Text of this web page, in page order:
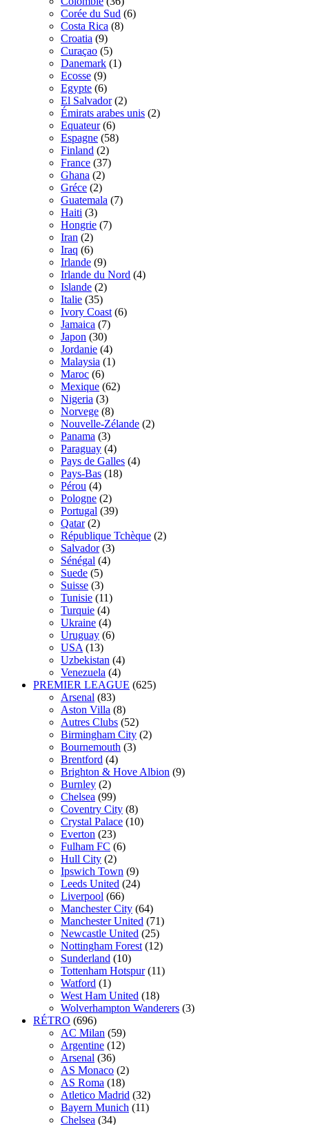
Corée du Sud (6)
Costa Rica (8)
Croatia (9)
Curaçao (5)
Danemark (1)
Ecosse (9)
Egypte (6)
El Salvador (2)
Émirats arabes unis (2)
Equateur (6)
Espagne (58)
Finland (2)
France (37)
Ghana (2)
Gréce (2)
Guatemala (7)
Haiti (3)
Hongrie (7)
Iran (2)
Iraq (6)
Irlande (9)
Irlande du Nord (4)
Islande (2)
Italie (35)
Ivory Coast (6)
Jamaica (7)
Japon (30)
Jordanie (4)
Malaysia (1)
Maroc (6)
Mexique (62)
Nigeria (3)
Norvege (8)
Nouvelle-Zélande (2)
Panama (3)
Paraguay (4)
Pays de Galles (4)
Pays-Bas (18)
Pérou (4)
Pologne (2)
Portugal (39)
Qatar (2)
République Tchèque (2)
Salvador (3)
Sénégal (4)
Suede (5)
Suisse (3)
Tunisie (11)
Turquie (4)
Ukraine (4)
Uruguay (6)
USA (13)
Uzbekistan (4)
Venezuela (4)
PREMIER LEAGUE (625)
Arsenal (83)
Aston Villa (8)
Autres Clubs (52)
Birmingham City (2)
Bournemouth (3)
Brentford (4)
Brighton & Hove Albion (9)
Burnley (2)
Chelsea (99)
Coventry City (8)
Crystal Palace (10)
Everton (23)
Fulham FC (6)
Hull City (2)
Ipswich Town (9)
Leeds United (24)
Liverpool (66)
Manchester City (64)
Manchester United (71)
Newcastle United (25)
Nottingham Forest (12)
Sunderland (10)
Tottenham Hotspur (11)
Watford (1)
West Ham United (18)
Wolverhampton Wanderers (3)
RÉTRO (696)
AC Milan (59)
Argentine (12)
Arsenal (36)
AS Monaco (2)
AS Roma (18)
Atletico Madrid (32)
Bayern Munich (11)
Chelsea (34)